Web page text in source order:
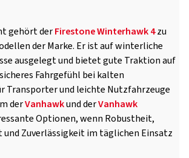
gehört derFirestone Winterhawk 4zu
der Marke. Er ist auf winterliche
ausgelegt und bietet gute Traktion auf
Fahrgefühl bei kalten
Transporter und leichte Nutzfahrzeuge
derVanhawkund derVanhawk
Optionen, wenn Robustheit,
Zuverlässigkeit im täglichen Einsatz